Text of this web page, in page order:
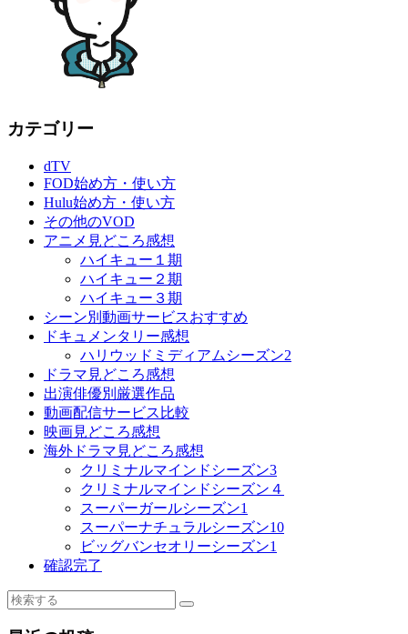
カテゴリー
dTV
FOD始め方・使い方
Hulu始め方・使い方
その他のVOD
アニメ見どころ感想
ハイキュー１期
ハイキュー２期
ハイキュー３期
シーン別動画サービスおすすめ
ドキュメンタリー感想
ハリウッドミディアムシーズン2
ドラマ見どころ感想
出演俳優別厳選作品
動画配信サービス比較
映画見どころ感想
海外ドラマ見どころ感想
クリミナルマインドシーズン3
クリミナルマインドシーズン４
スーパーガールシーズン1
スーパーナチュラルシーズン10
ビッグバンセオリーシーズン1
確認完了